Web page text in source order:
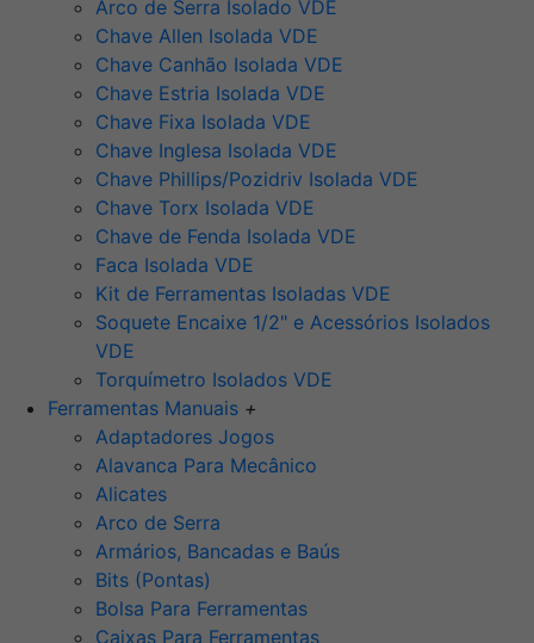
Arco de Serra Isolado VDE
Chave Allen Isolada VDE
Chave Canhão Isolada VDE
Chave Estria Isolada VDE
Chave Fixa Isolada VDE
Chave Inglesa Isolada VDE
Chave Phillips/Pozidriv Isolada VDE
Chave Torx Isolada VDE
Chave de Fenda Isolada VDE
Faca Isolada VDE
Kit de Ferramentas Isoladas VDE
Soquete Encaixe 1/2" e Acessórios Isolados
VDE
Torquímetro Isolados VDE
Ferramentas Manuais +
Adaptadores Jogos
Alavanca Para Mecânico
Alicates
Arco de Serra
Armários, Bancadas e Baús
Bits (Pontas)
Bolsa Para Ferramentas
Caixas Para Ferramentas